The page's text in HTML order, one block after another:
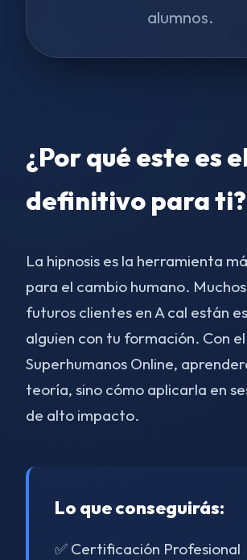
alumnos.
¿Por qué este es
definitivo para ti?
La hipnosis es la herramienta
para el cambio humano.
futuros clientes en A cal están
alguien con tu formación. Con
Superhumanos Online,
teoría, sino cómo aplicarla en
de alto impacto.
Lo que conseguirás:
✅ Certificación Profesional